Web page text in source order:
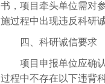
书，项目牵头单位需对
施过程中出现违反科研
四、科研诚信要求
项目申报单位应确认
过程中不存在以下违背